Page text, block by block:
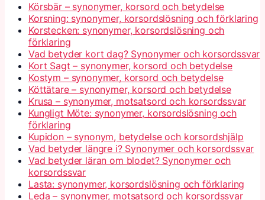
Körsbär – synonymer, korsord och betydelse
Korsning: synonymer, korsordslösning och förklaring
Korstecken: synonymer, korsordslösning och
förklaring
Vad betyder kort dag? Synonymer och korsordssvar
Kort Sagt – synonymer, korsord och betydelse
Kostym – synonymer, korsord och betydelse
Köttätare – synonymer, korsord och betydelse
Krusa – synonymer, motsatsord och korsordssvar
Kungligt Möte: synonymer, korsordslösning och
förklaring
Kupidon – synonym, betydelse och korsordshjälp
Vad betyder längre i? Synonymer och korsordssvar
Vad betyder läran om blodet? Synonymer och
korsordssvar
Lasta: synonymer, korsordslösning och förklaring
Leda – synonymer, motsatsord och korsordssvar